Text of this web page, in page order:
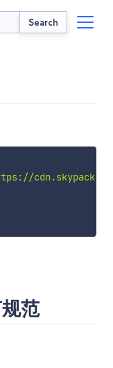
Search
范